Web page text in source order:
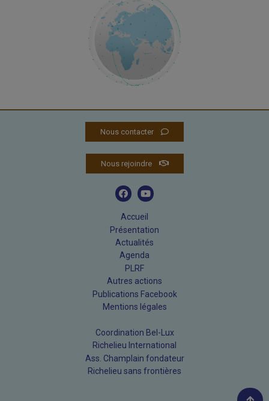
Nous contacter
Nous rejoindre
Accueil
Présentation
Actualités
Agenda
PLRF
Autres actions
Publications Facebook
Mentions légales
Coordination Bel-Lux
Richelieu International
Ass. Champlain fondateur
Richelieu sans frontières